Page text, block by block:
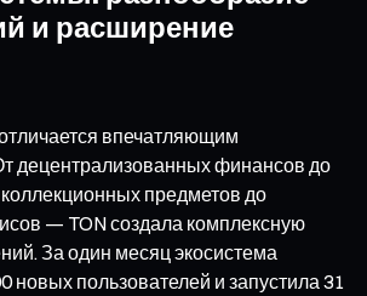
и расширение
впечатляющим
децентрализованных финансов до
предметов до
— TON создала комплексную
За один месяц экосистема
новых пользователей и запустила 31